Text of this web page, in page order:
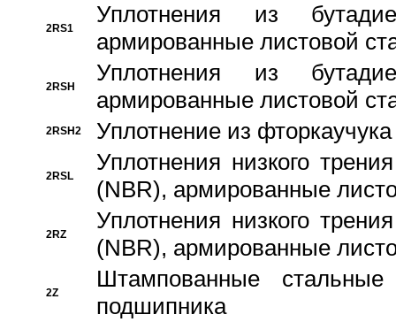
2RS1
Уплотнения из
армированные листовой
2RSH
Уплотнения из
армированные листовой
2RSH2 Уплотнение из
2RSL
Уплотнения низкого
(NBR), армированные
2RZ
Уплотнения низкого
(NBR), армированные
2Z
Штампованные
подшипника